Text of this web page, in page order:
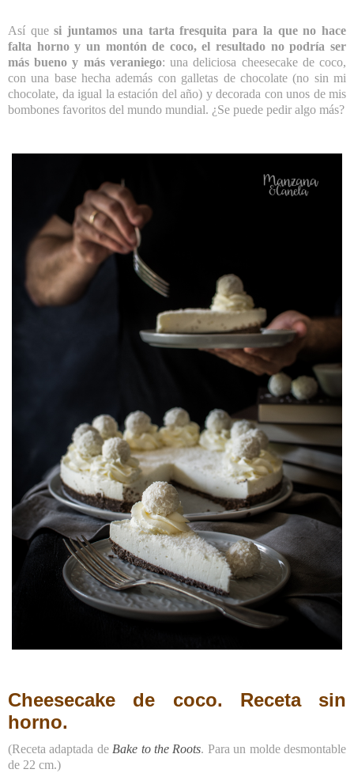
Así quesi juntamos una tarta fresquita para la que no hace
falta horno y un montón de coco, el resultado no podría ser
más bueno y más veraniego: una deliciosa cheesecake de coco,
con una base hecha además con galletas de chocolate (no sin mi
chocolate, da igual la estación del año) y decorada con unos de mis
bombones favoritos del mundo mundial. ¿Se puede pedir algo más?
Cheesecake de coco. Receta sin
horno.
(Receta adaptada de Bake to the Roots. Para un molde desmontable
de 22 cm.)